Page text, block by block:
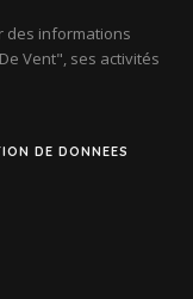
des informations
Vent" , ses activités
DE DONNEES